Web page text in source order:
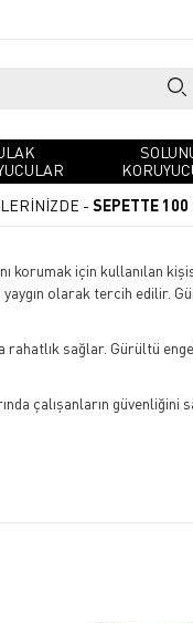
- SEPETTE 100
korumak için kullanılan
olarak tercih edilir.
sağlar. Gürültü
çalışanların